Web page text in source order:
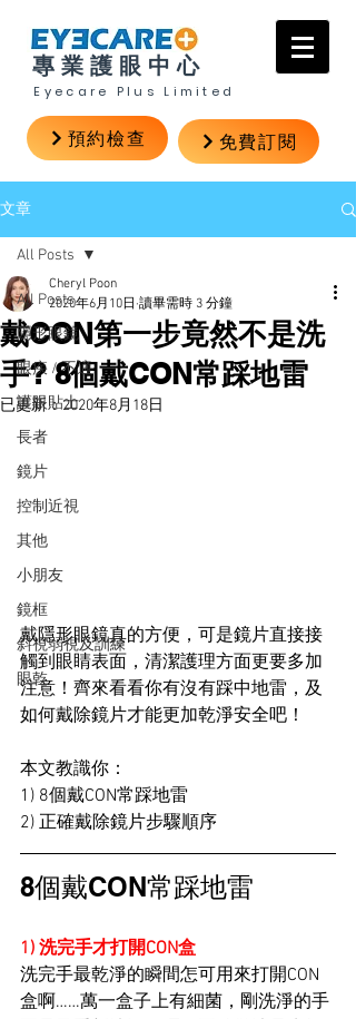
專業護眼中心
Eyecare Plus Limited
預約檢查 免費訂閱
文章
All Posts
隱形眼鏡
眼疾 / 不適
護眼貼士
長者
鏡片
控制近視
其他
小朋友
鏡框
斜視弱視及訓練
眼乾
All Posts
戴CON第一步竟然不是洗
手? 8個戴CON常踩地雷
Cheryl Poon
2020年6月10日 讀畢需時 3 分鐘
已更新：2020年8月18日
戴隱形眼鏡真的方便，可是鏡片直接接
觸到眼睛表面，清潔護理方面更要多加
注意！齊來看看你有沒有踩中地雷，及
如何戴除鏡片才能更加乾淨安全吧！
本文教識你：
1) 8個戴CON常踩地雷
2) 正確戴除鏡片步驟順序
8個戴CON常踩地雷
1) 洗完手才打開CON盒
洗完手最乾淨的瞬間怎可用來打開CON
盒啊……萬一盒子上有細菌，剛洗淨的手